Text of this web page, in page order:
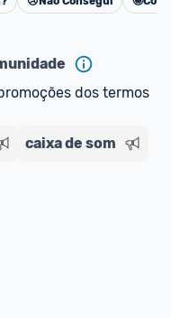
Cancelar
dos termos
caixa de som